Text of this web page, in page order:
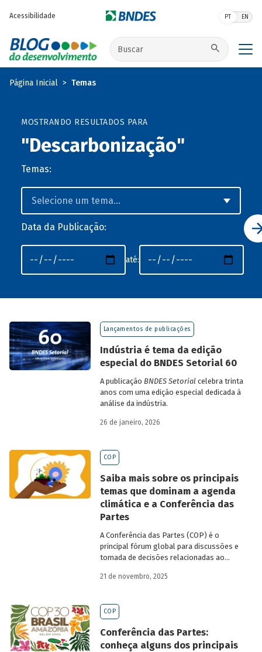
Acessibilidade PT EN
Buscar no site
Página Inicial Temas
MOSTRANDO RESULTADOS PARA
"Descarbonização"
Temas:
Data da Publicação:
até:
Lançamentos de publicações
Indústria é tema da edição
especial do BNDES Setorial 60
A publicação BNDES Setorialcelebra trinta
anos com uma edição especial dedicada à
análise da indústria.
26 de janeiro, 2026
COP
Saiba mais sobre os principais
temas que dominam a agenda
climática e a Conferência das
Partes
A Conferência das Partes (COP) é o
principal fórum global para discussões e
tomada de decisões relacionadas ao
em vista a urgência cada vez maior do
as discussões das mesas de negociações
saiam do discurso e resultem em
com prazos e recursos definidos.
21 de novembro, 2025
COP
Conferência das Partes:
conheça alguns dos principais